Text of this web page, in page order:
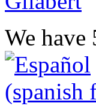
We have